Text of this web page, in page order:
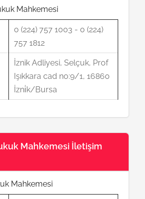
Mahkemesi
0 (224) 757 1003 - 0 (224)
757 1812
İznik Adliyesi, Selçuk, Prof
Işıkkara cad no:9/1, 16860
İzni̇k/Bursa
Mahkemesi İletişim
Mahkemesi